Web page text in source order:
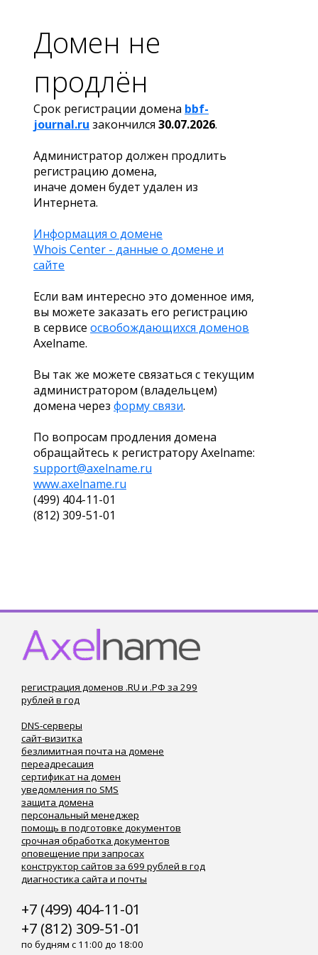
Домен не
продлён
Срок регистрации домена bbf-
journal.ru закончился 30.07.2026.
Администратор должен продлить
регистрацию домена,
иначе домен будет удален из
Интернета.
Информация о домене
Whois Center - данные о домене и
сайте
Если вам интересно это доменное имя,
вы можете заказать его регистрацию
в сервисе освобождающихся доменов
Axelname.
Вы так же можете связаться с текущим
администратором (владельцем)
домена через форму связи.
По вопросам продления домена
обращайтесь к регистратору Axelname:
support@axelname.ru
www.axelname.ru
(499) 404-11-01
(812) 309-51-01
регистрация доменов .RU и .РФ за 299
рублей в год
DNS-серверы
сайт-визитка
безлимитная почта на домене
переадресация
сертификат на домен
уведомления по SMS
защита домена
персональный менеджер
помощь в подготовке документов
срочная обработка документов
оповещение при запросах
конструктор сайтов за 699 рублей в год
диагностика сайта и почты
+7 (499) 404-11-01
+7 (812) 309-51-01
по будням с 11:00 до 18:00